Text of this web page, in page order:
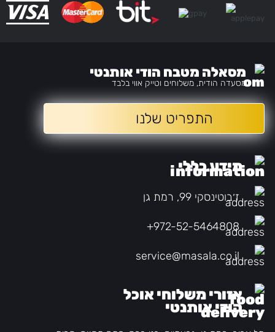
מסאלה מטבח הודי אותנטי
מסעדה הודית, משלוחים וטייק אווי בלבד
התפריט שלנו
מידע כללי
ז׳בוטינסקי 99, רמת גן
+972-52-5464808
service@masala.co.il
אזורי משלוחי אוכל
הודי אותנטי